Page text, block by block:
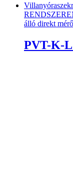
álló direkt
PVT-K-L